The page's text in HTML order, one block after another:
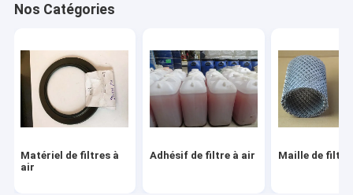
Fil pliable Mesh Cage
Nos Catégories
Matériel de filtres à
air
Adhésif de filtre à air Maille de filtre